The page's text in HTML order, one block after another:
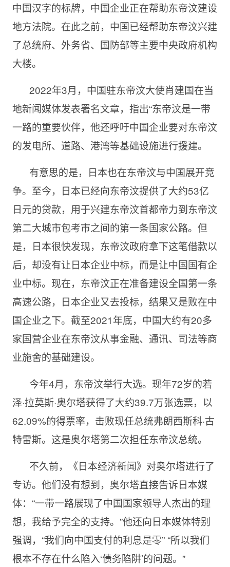
中国汉字的标牌，中国企业正在帮助东帝汶建设
地方法院。在此之前，中国已经帮助东帝汶兴建
了总统府、外务省、国防部等主要中央政府机构
大楼。
2022年3月，中国驻东帝汶大使肖建国在当
地新闻媒体发表署名文章，指出“东帝汶是一带
一路的重要伙伴，他还呼吁中国企业要对东帝汶
的发电所、道路、港湾等基础设施进行援建。
有意思的是，日本也在东帝汶与中国展开竞
争。至今，日本已经向东帝汶提供了大约53亿
日元的贷款，用于兴建东帝汶首都帝力到东帝汶
第二大城市包考市之间的第一条国家公路。但
是，日本很快发现，东帝汶政府拿下这笔借款以
后，却没有让日本企业中标，而是让中国国有企
业中标。现在，东帝汶正在准备建设全国第一条
高速公路，日本企业又去投标，结果又是败在中
国企业之下。截至2021年底，中国大约有20多
家国营企业在东帝汶从事金融、通讯、司法等商
业施舍的基础建设。
今年4月，东帝汶举行大选。现年72岁的若
泽·拉莫斯·奥尔塔获得了大约39.7万张选票，以
62.09%的得票率，击败现任总统弗朗西斯科·古
特雷斯。这是奥尔塔第二次担任东帝汶总统。
不久前，《日本经济新闻》对奥尔塔进行了
专访。他们没有想到，奥尔塔直接告诉日本媒
体：“一带一路展现了中国国家领导人杰出的理
想，我给予完全的支持。”他还向日本媒体特别
强调，“我们向中国支付的利息是零” “所以我们
根本不存在什么陷入‘债务陷阱’的问题。”